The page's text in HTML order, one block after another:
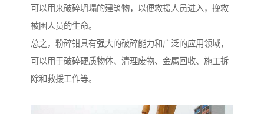
可以用来破碎坍塌的建筑物，以便救援人员进入，挽救
被困人员的生命。
总之，粉碎钳具有强大的破碎能力和广泛的应用领域，
可以用于破碎硬质物体、清理废物、金属回收、施工拆
除和救援工作等。